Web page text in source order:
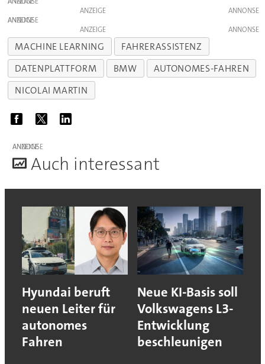
ANZEIGE
ANZEIGE
ANZEIGE
MACHINE LEARNING
FAHRERASSISTENZ
DATENPLATTFORM
BMW
AUTONOMES-FAHREN
NICOLAI MARTIN
ANZEIGE
Auch interessant
Hyundai beruft
neuen Leiter für
autonomes
Fahren
Neue KI-Basis soll
Volkswagens L3-
Entwicklung
beschleunigen